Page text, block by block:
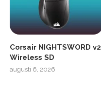
Corsair NIGHTSWORD v2
Wireless SD
augusti 6, 2026